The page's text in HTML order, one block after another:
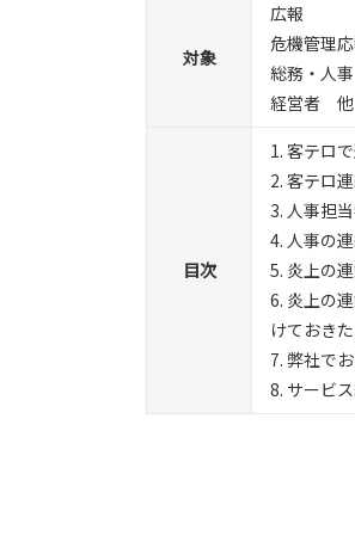
対象
広報
危機管理
総務・人事
経営者 他
目次
1. 客テロ
2. 客テロ
3. 人事担
4. 人事の
5. 炎上の
6. 炎上の
けておき
7. 弊社で
8. サービ